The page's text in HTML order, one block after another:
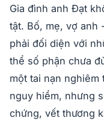
Gia đình anh Đạt
tật. Bố, mẹ, vợ anh
phải đối diện với
thể số phận chưa
một tai nạn
nguy hiểm, nhưng
chứng, vết thương